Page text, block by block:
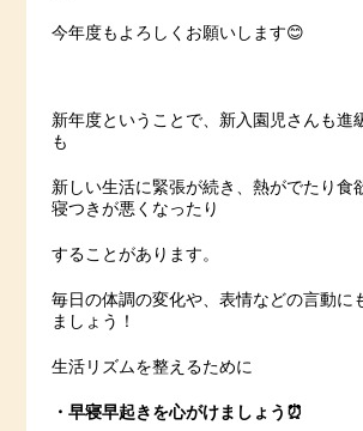
今年度もよろしくお願いします😊
新年度ということで、新入園児さんも進
も
新しい生活に緊張が続き、熱がでたり食
寝つきが悪くなったり
することがあります。
毎日の体調の変化や、表情などの言動に
ましょう！
生活リズムを整えるために
・早寝早起きを心がけましょう⏰